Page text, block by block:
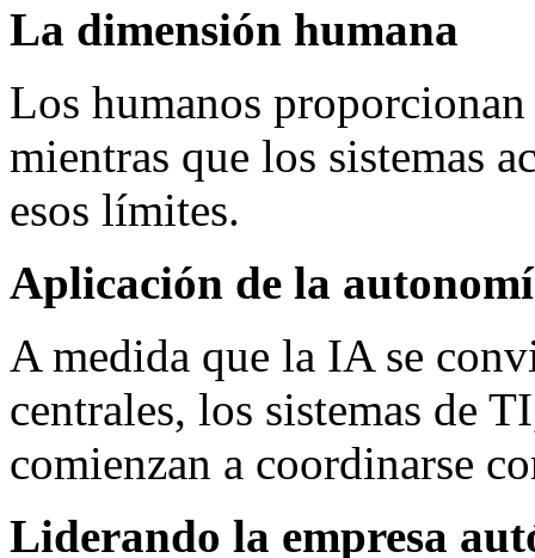
La dimensión humana
Los humanos
mientras que los sistemas
esos límites.
Aplicación de la
A medida que la IA se
centrales, los sistemas de
comienzan a coordinarse
Liderando la empresa